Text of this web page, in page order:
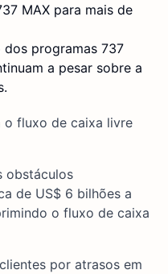
MAX para mais de
programas 737
a pesar sobre a
o fluxo de caixa livre
obstáculos
de US$ 6 bilhões a
o fluxo de caixa
por atrasos em